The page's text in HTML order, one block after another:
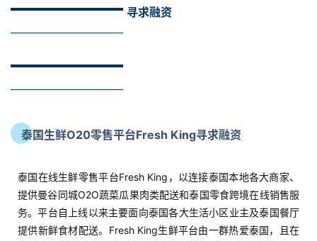
寻求融资
泰国生鲜O20零售平台Fresh King寻求融资
泰国在线生鲜零售平台Fresh King，以连接泰国本地各大商家、
提供曼谷同城O2O蔬菜瓜果肉类配送和泰国零食跨境在线销售服
务。平台自上线以来主要面向泰国各大生活小区业主及泰国餐厅
提供新鲜食材配送。Fresh King生鲜平台由一群热爱泰国，且在